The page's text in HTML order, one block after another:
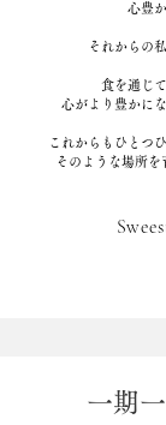
心豊
それからの
食を通じ
心がより豊かに
これからもひとつ
そのような場所を
一期